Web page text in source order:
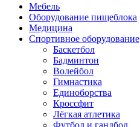
Мебель
Оборудование пищеблока
Медицина
Спортивное оборудование
Баскетбол
Бадминтон
Волейбол
Гимнастика
Единоборства
Кроссфит
Лёгкая атлетика
Футбол и гандбол